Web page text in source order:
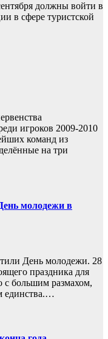
должны войти в
в сфере туристской
игроков 2009-2010
команд из
на три
молодежи в
День молодежи. 28
праздника для
большим размахом,
единства.…